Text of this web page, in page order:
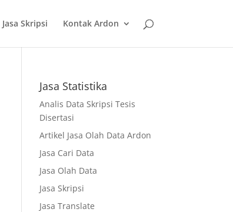
Jasa Skripsi Kontak Ardon
Jasa Statistika
Analis Data Skripsi Tesis
Disertasi
Artikel Jasa Olah Data Ardon
Jasa Cari Data
Jasa Olah Data
Jasa Skripsi
Jasa Translate